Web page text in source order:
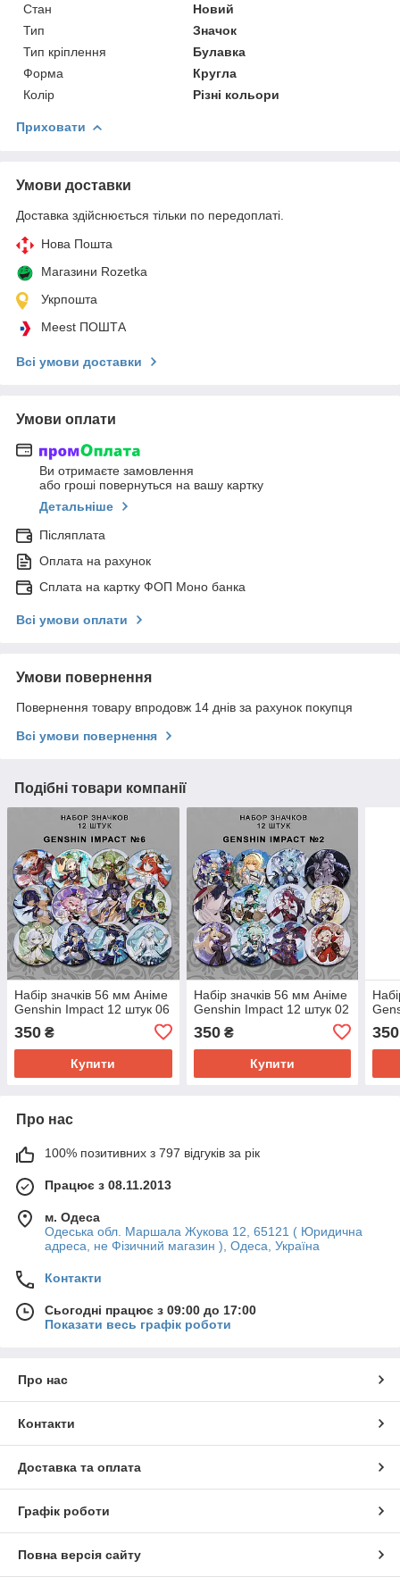
Стан
Новий
Тип
Значок
Тип кріплення
Булавка
Форма
Кругла
Колір
Різні кольори
Приховати
Умови доставки
Доставка здійснюється тільки по передоплаті.
Нова Пошта
Магазини Rozetka
Укрпошта
Meest ПОШТА
Всі умови доставки
Умови оплати
Ви отримаєте замовлення
або гроші повернуться на вашу картку
Детальніше
Післяплата
Оплата на рахунок
Сплата на картку ФОП Моно банка
Всі умови оплати
Умови повернення
Повернення товару впродовж 14 днів за рахунок покупця
Всі умови повернення
Подібні товари компанії
Набір значків 56 мм Аніме
Genshin Impact 12 штук 06
350 ₴
Купити
Набір значків 56 мм Аніме
Genshin Impact 12 штук 02
350₴
Купити
350
Про нас
100% позитивних з 797 відгуків за рік
Працює з 08.11.2013
м. Одеса
Одеська обл. Маршала Жукова 12, 65121 ( Юридична
адреса, не Фізичний магазин ), Одеса, Україна
Контакти
Сьогодні працює з 09:00 до 17:00
Показати весь графік роботи
Про нас
Контакти
Доставка та оплата
Графік роботи
Повна версія сайту